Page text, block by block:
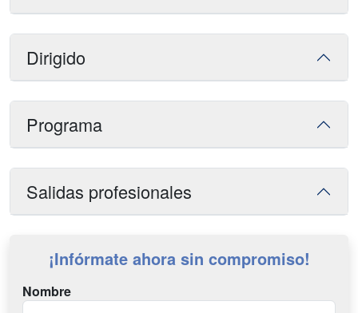
Dirigido
Programa
Salidas profesionales
¡Infórmate ahora sin compromiso!
Nombre